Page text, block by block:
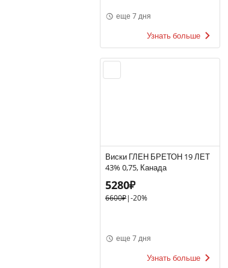
еще 7 дня
Узнать больше
Виски ГЛЕН БРЕТОН 19 ЛЕТ
43% 0,75, Канада
5280₽
6600₽|-20%
еще 7 дня
Узнать больше